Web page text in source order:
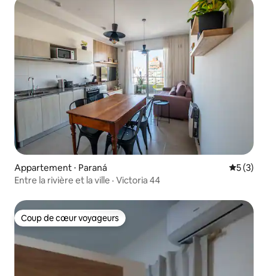
Appartement ⋅ Paraná
5 (3)
Entre la rivière et la ville · Victoria 44
Coup de cœur voyageurs
Coup de cœur voyageurs